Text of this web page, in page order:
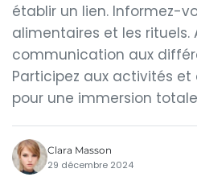
établir un lien. Informez-
alimentaires et les rituels.
communication aux
Participez aux activités
pour une immersion
Clara Masson
29 décembre 2024